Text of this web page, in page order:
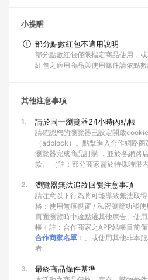
小提醒
部分點數紅包不適用說明
部分點數紅包僅限指定商品使用，
紅包之適用商品與使用條件請依點數
其他注意事項
1. 請於同一瀏覽器24小時內結帳
請確認您的瀏覽器已設定開啟
（adblock）。點擊進入合作網路
瀏覽器完成商品訂購 ，並於各網路
款。 （註：部分商家需於特殊時限
2. 瀏覽器無法追蹤回饋注意事項
請注意以下行為將可能導致無法取
格：使用無痕視窗 / 私密瀏覽功能
頁面瀏覽時中途點選其他廣告、使
帳﹙註：合作商家之APP結帳目前
合作商家名單 ﹚、或使用其他非本
者。
3. 最終商品條件基準